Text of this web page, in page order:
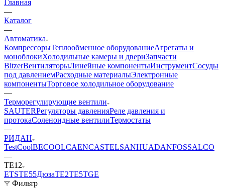
Главная
—
Каталог
—
Автоматика
КомпрессорыТеплообменное оборудованиеАгрегаты и
моноблокиХолодильные камеры и двериЗапчасти
BitzerВентиляторыЛинейные компонентыИнструментСосуды
под давлениемРасходные материалыЭлектронные
компонентыТорговое холодильное оборудование
—
Терморегулирующие вентили
SAUTERРегуляторы давленияРеле давления и
протокаСоленоидные вентилиТермостаты
—
РИДАН
TestCoolBECOOLCAENCASTELSANHUADANFOSSАLCO
—
TE12
ETSTE55ДюзаТЕ2TE5TGE
Фильтр